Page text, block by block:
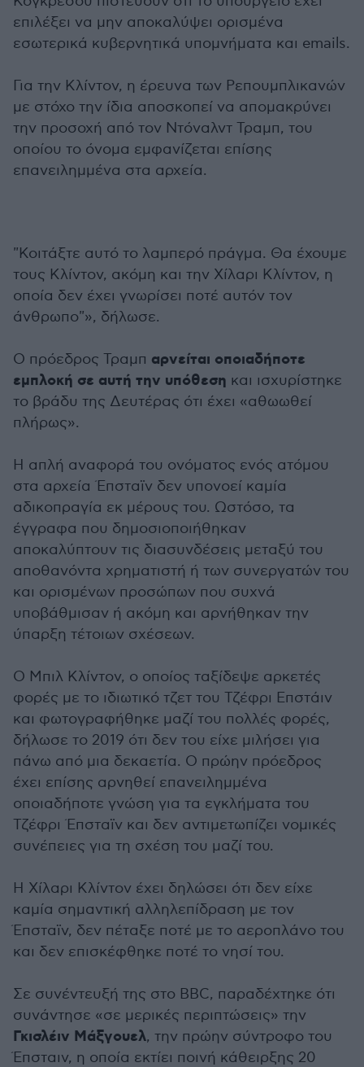
επιλέξει να μην αποκαλύψει ορισμένα
εσωτερικά κυβερνητικά υπομνήματα και emails.
Για την Κλίντον, η έρευνα των Ρεπουμπλικανών
με στόχο την ίδια αποσκοπεί να απομακρύνει
την προσοχή από τον Ντόναλντ Τραμπ, του
οποίου το όνομα εμφανίζεται επίσης
επανειλημμένα στα αρχεία.
"Κοιτάξτε αυτό το λαμπερό πράγμα. Θα έχουμε
τους Κλίντον, ακόμη και την Χίλαρι Κλίντον, η
οποία δεν έχει γνωρίσει ποτέ αυτόν τον
άνθρωπο"», δήλωσε.
Ο πρόεδρος Τραμπ αρνείται οποιαδήποτε
εμπλοκή σε αυτή την υπόθεση και ισχυρίστηκε
το βράδυ της Δευτέρας ότι έχει «αθωωθεί
πλήρως».
Η απλή αναφορά του ονόματος ενός ατόμου
στα αρχεία Έπσταϊν δεν υπονοεί καμία
αδικοπραγία εκ μέρους του. Ωστόσο, τα
έγγραφα που δημοσιοποιήθηκαν
αποκαλύπτουν τις διασυνδέσεις μεταξύ του
αποθανόντα χρηματιστή ή των συνεργατών του
και ορισμένων προσώπων που συχνά
υποβάθμισαν ή ακόμη και αρνήθηκαν την
ύπαρξη τέτοιων σχέσεων.
Ο Μπιλ Κλίντον, ο οποίος ταξίδεψε αρκετές
φορές με το ιδιωτικό τζετ του Τζέφρι Επστάιν
και φωτογραφήθηκε μαζί του πολλές φορές,
δήλωσε το 2019 ότι δεν του είχε μιλήσει για
πάνω από μια δεκαετία. Ο πρώην πρόεδρος
έχει επίσης αρνηθεί επανειλημμένα
οποιαδήποτε γνώση για τα εγκλήματα του
Τζέφρι Έπσταϊν και δεν αντιμετωπίζει νομικές
συνέπειες για τη σχέση του μαζί του.
Η Χίλαρι Κλίντον έχει δηλώσει ότι δεν είχε
καμία σημαντική αλληλεπίδραση με τον
Έπσταϊν, δεν πέταξε ποτέ με το αεροπλάνο του
και δεν επισκέφθηκε ποτέ το νησί του.
Σε συνέντευξή της στο BBC, παραδέχτηκε ότι
συνάντησε «σε μερικές περιπτώσεις» την
Γκισλέιν Μάξγουελ, την πρώην σύντροφο του
Έπσταιν, η οποία εκτίει ποινή κάθειρξης 20